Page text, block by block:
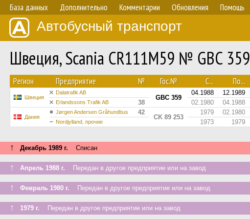
База данных Дополнительно Комментарии Обновления Помощь
Автобусный транспорт
Швеция, Scania CR111M59 № GBC 359
Регион Предприятие № Гос.№ С... По...
Швеция
Dalatrafik AB
GBC 359
04.1988 12.1989
Erlandssons Trafik AB 38 02.1980 04.1988
Дания
Jørgen Andersen Gråhundbus 42
CK 89 253
1979 02.1980
Nordjylland, прочие 1973 1979
↑ Декабрь 1989 г. Списан
↑ Апрель 1988 г. Передан в другое предприятие или на завод
↑ Февраль 1980 г. Передан в другое предприятие или на завод
↑ 1979 г. Передан в другое предприятие или на завод